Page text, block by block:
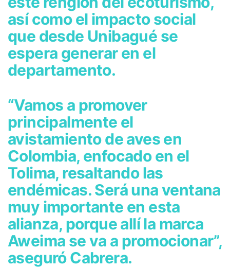
así como el impacto social
que desde Unibagué se
espera generar en el
departamento.
“Vamos a promover
principalmente el
avistamiento de aves en
Colombia, enfocado en el
Tolima, resaltando las
endémicas. Será una ventana
muy importante en esta
alianza, porque allí la marca
Aweima se va a promocionar”,
aseguró Cabrera.